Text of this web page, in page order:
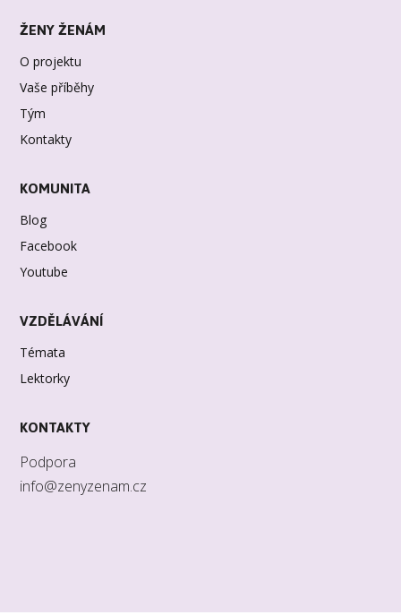
ŽENY ŽENÁM
O projektu
Vaše příběhy
Tým
Kontakty
KOMUNITA
Blog
Facebook
Youtube
VZDĚLÁVÁNÍ
Témata
Lektorky
KONTAKTY
Podpora
info@zenyzenam.cz